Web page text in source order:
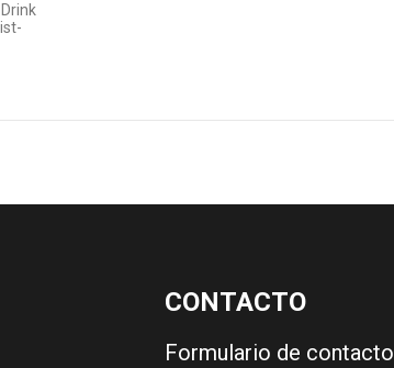
CONTACTO
Formulario de contacto